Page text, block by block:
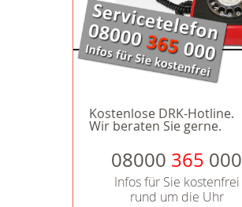
Kostenlose DRK-Hotline.
Wir beraten Sie gerne.
08000 365 000
Infos für Sie kostenfrei
rund um die Uhr